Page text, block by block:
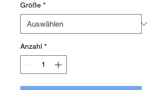
Größe *
Anzahl *